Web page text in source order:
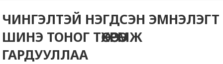
ЧИНГЭЛТЭЙ НЭГДСЭН ЭМНЭЛЭГТ
ШИНЭ ТОНОГ ТӨХӨӨРӨМЖ
ГАРДУУЛЛАА